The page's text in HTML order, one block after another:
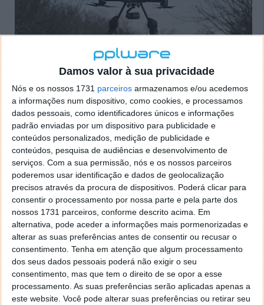
Damos valor à sua privacidade
Nós e os nossos 1731 parceiros armazenamos e/ou acedemos
a informações num dispositivo, como cookies, e processamos
dados pessoais, como identificadores únicos e informações
padrão enviadas por um dispositivo para publicidade e
conteúdos personalizados, medição de publicidade e
conteúdos, pesquisa de audiências e desenvolvimento de
serviços. Com a sua permissão, nós e os nossos parceiros
poderemos usar identificação e dados de geolocalização
precisos através da procura de dispositivos. Poderá clicar para
consentir o processamento por nossa parte e pela parte dos
nossos 1731 parceiros, conforme descrito acima. Em
alternativa, pode aceder a informações mais pormenorizadas e
alterar as suas preferências antes de consentir ou recusar o
consentimento. Tenha em atenção que algum processamento
dos seus dados pessoais poderá não exigir o seu
consentimento, mas que tem o direito de se opor a esse
processamento. As suas preferências serão aplicadas apenas a
este website. Você pode alterar suas preferências ou retirar seu
Vantagem industrial enorme para a empresa de
Musk
Para além do design das aeronaves, o contrato final
abrangerá o suporte logístico e a integração de
sistemas de defesa eletrónica. Um dos pontos mais
críticos da avaliaçãoserá a capacidade de tomada
de decisão do drone sem qualquer interferência
humana.
É neste campo que a SpaceX pretende capitalizar a
experiência da xAI, aproveitando algoritmos de
navegação e processamento de dadosque já são
utilizados em missões espaciais complexas.